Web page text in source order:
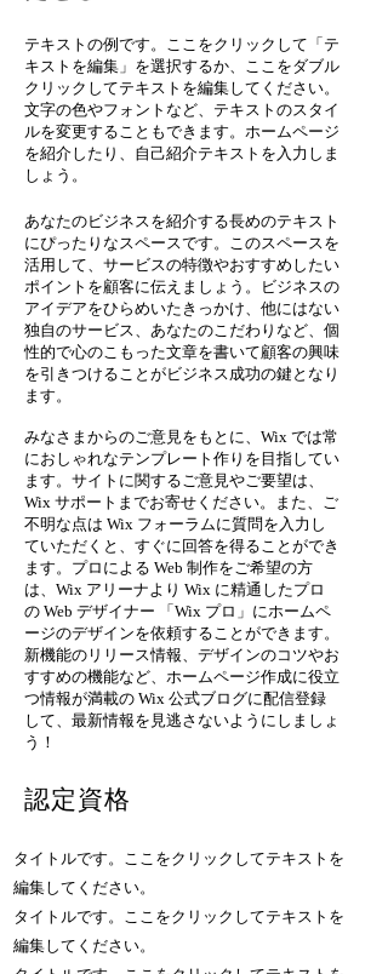
テキストの例です。ここをクリックして「テ
キストを編集」を選択するか、ここをダブル
クリックしてテキストを編集してください。
文字の色やフォントなど、テキストのスタイ
ルを変更することもできます。ホームページ
を紹介したり、自己紹介テキストを入力しま
しょう。
あなたのビジネスを紹介する長めのテキスト
にぴったりなスペースです。このスペースを
活用して、サービスの特徴やおすすめしたい
ポイントを顧客に伝えましょう。ビジネスの
アイデアをひらめいたきっかけ、他にはない
独自のサービス、あなたのこだわりなど、個
性的で心のこもった文章を書いて顧客の興味
を引きつけることがビジネス成功の鍵となり
ます。
みなさまからのご意見をもとに、Wix では常
におしゃれなテンプレート作りを目指してい
ます。サイトに関するご意見やご要望は、
Wix サポートまでお寄せください。また、ご
不明な点は Wix フォーラムに質問を入力し
ていただくと、すぐに回答を得ることができ
ます。プロによる Web 制作をご希望の方
は、Wix アリーナより Wix に精通したプロ
の Web デザイナー 「Wix プロ」にホームペ
ージのデザインを依頼することができます。
新機能のリリース情報、デザインのコツやお
すすめの機能など、ホームページ作成に役立
つ情報が満載の Wix 公式ブログに配信登録
して、最新情報を見逃さないようにしましょ
う！
認定資格
タイトルです。ここをクリックしてテキストを
編集してください。
タイトルです。ここをクリックしてテキストを
編集してください。